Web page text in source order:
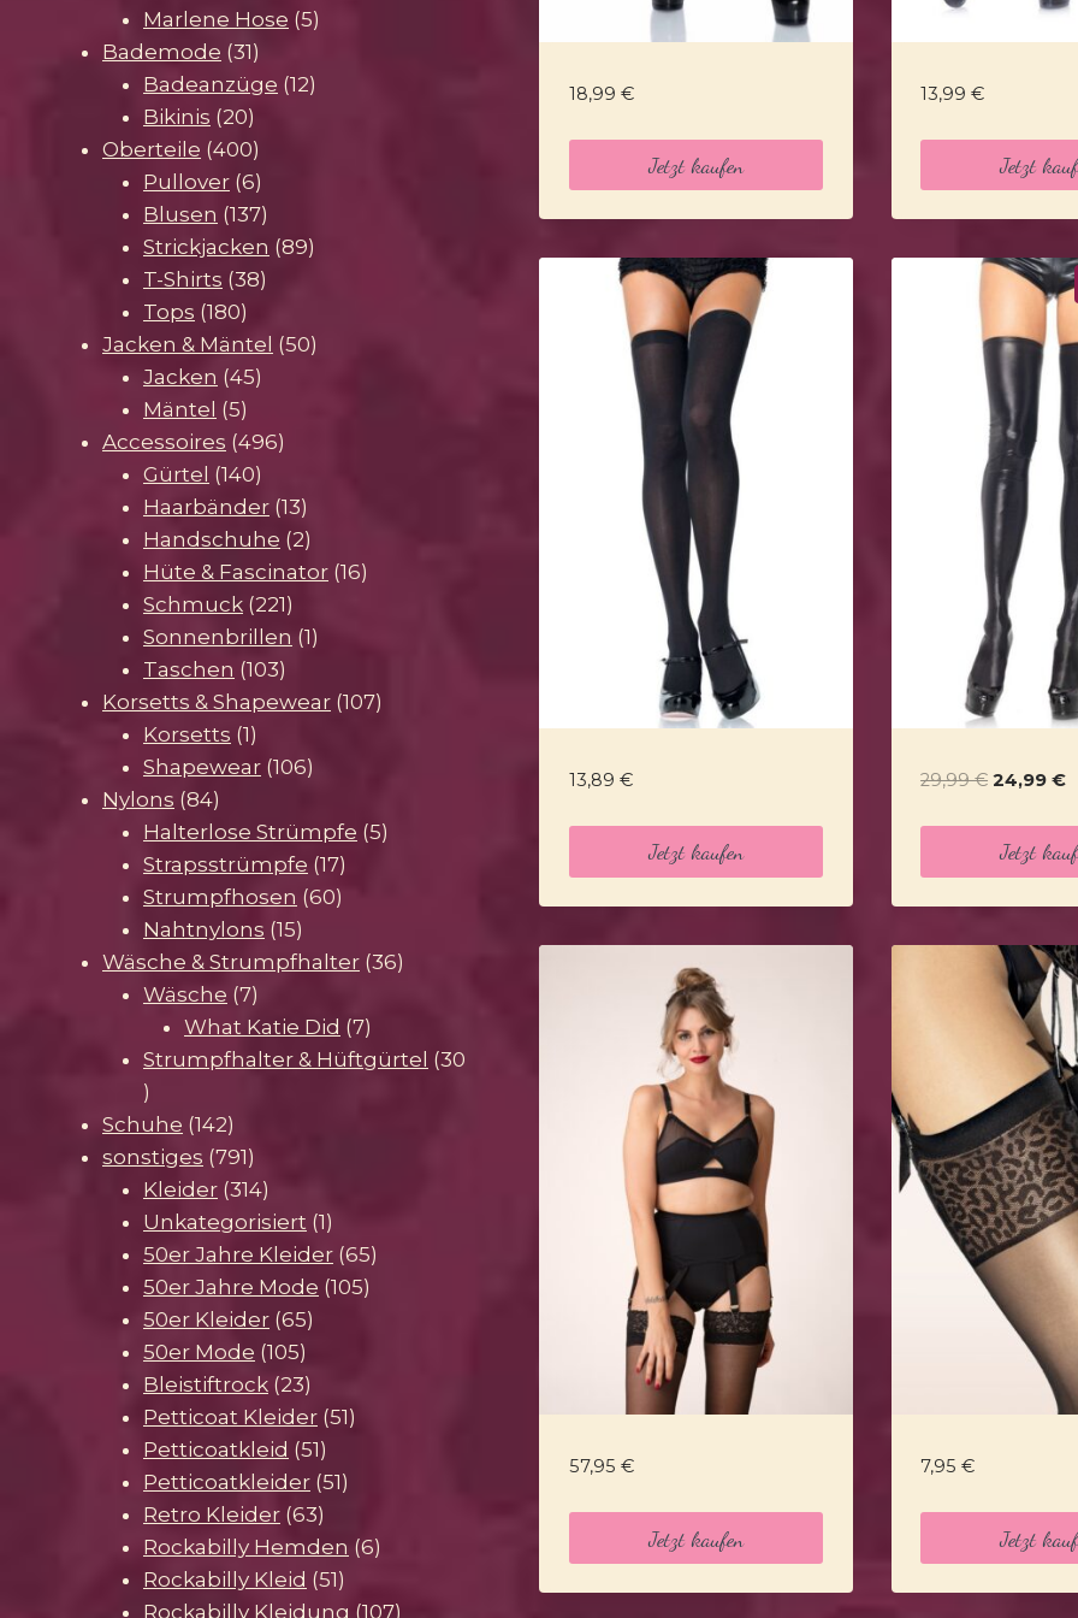
18,99 €
Jetzt kaufen
13,99€
Jetzt
13,89 €
Jetzt kaufen
29,99€
29,99 €
24,99€
Jetzt
57,95 €
Jetzt kaufen
7,95€
Jetzt
Marlene Hose 55
Bademode 3131
Produkte
Badeanzüge 1212
Bikinis 2020
Produkte
Oberteile 400400
Produkte
Pullover 66
Produkte
Blusen 137137
Produkte
Strickjacken 8989
T-Shirts 3838
Tops 180180
Produkte
Jacken & Mäntel 5050
Jacken 4545
Mäntel 55
Produkte
Accessoires 496496
Gürtel 140140
Produkte
Haarbänder 1313
Produkte
Handschuhe 22
Produkte
Hüte & Fascinator 1616
Schmuck 221221
Produkte
Sonnenbrillen 11
Taschen 103103
Produkte
Korsetts & Shapewear 107107
Korsetts 11
Produkt
Shapewear 106106
Nylons 8484
Produkte
Halterlose Strümpfe 55
Strapsstrümpfe 1717
Produkte
Strumpfhosen 6060
Nahtnylons 1515
Produkte
Wäsche & Strumpfhalter 3636
Wäsche 77
Produkte
What Katie Did 77
Produkte
Strumpfhalter & Hüftgürtel 30
30
Produkte
Schuhe 142142
Produkte
sonstiges 791791
Produkte
Kleider 314314
Produkte
Unkategorisiert 11
Produkt
50er Jahre Kleider 6565
50er Jahre Mode 105105
50er Kleider 6565
50er Mode 105105
Produkte
Bleistiftrock 2323
Produkte
Petticoat Kleider 5151
Petticoatkleid 5151
Produkte
Petticoatkleider 5151
Retro Kleider 6363
Produkte
Rockabilly Hemden 66
Rockabilly Kleid 5151
Produkte
Rockabilly Kleidung 107107